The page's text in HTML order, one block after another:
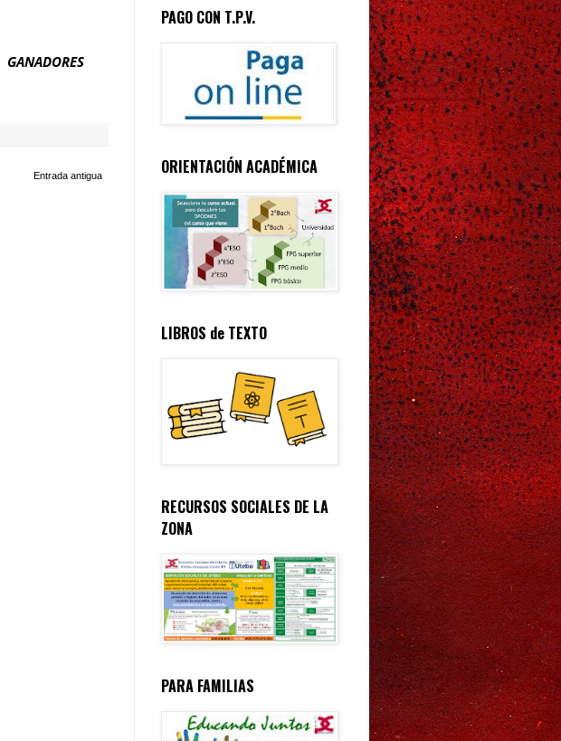
GANADORES
Entrada antigua
PAGO CON T.P.V.
ORIENTACIÓN ACADÉMICA
LIBROS de TEXTO
RECURSOS SOCIALES DE LA
ZONA
PARA FAMILIAS